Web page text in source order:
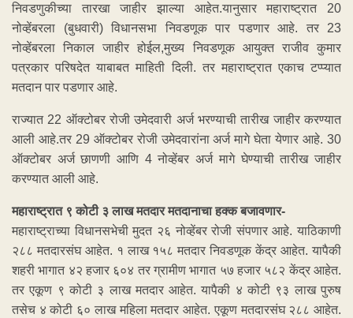
निवडणुकीच्या तारखा जाहीर झाल्या आहेत.यानुसार महाराष्ट्रात 20
नोव्हेंबरला (बुधवारी) विधानसभा निवडणूक पार पडणार आहे. तर 23
नोव्हेंबरला निकाल जाहीर होईल,मुख्य निवडणूक आयुक्त राजीव कुमार
पत्रकार परिषदेत याबाबत माहिती दिली. तर महाराष्ट्रात एकाच टप्प्यात
मतदान पार पडणार आहे.
राज्यात 22 ऑक्टोबर रोजी उमेदवारी अर्ज भरण्याची तारीख जाहीर करण्यात
आली आहे.तर 29 ऑक्टोबर रोजी उमेदवारांना अर्ज मागे घेता येणार आहे. 30
ऑक्टोबर अर्ज छाणणी आणि 4 नोव्हेंबर अर्ज मागे घेण्याची तारीख जाहीर
करण्यात आली आहे.
महाराष्ट्रात ९ कोटी ३ लाख मतदार मतदानाचा हक्क बजावणार-
महाराष्ट्राच्या विधानसभेची मुदत २६ नोव्हेंबर रोजी संपणार आहे. याठिकाणी
२८८ मतदारसंघ आहेत. १ लाख १५८ मतदार निवडणूक केंद्र आहेत. यापैकी
शहरी भागात ४२ हजार ६०४ तर ग्रामीण भागात ५७ हजार ५८२ केंद्र आहेत.
तर एकूण ९ कोटी ३ लाख मतदार आहेत. यापैकी ४ कोटी ९३ लाख पुरुष
तसेच ४ कोटी ६० लाख महिला मतदार आहेत. एकूण मतदारसंघ २८८ आहेत.